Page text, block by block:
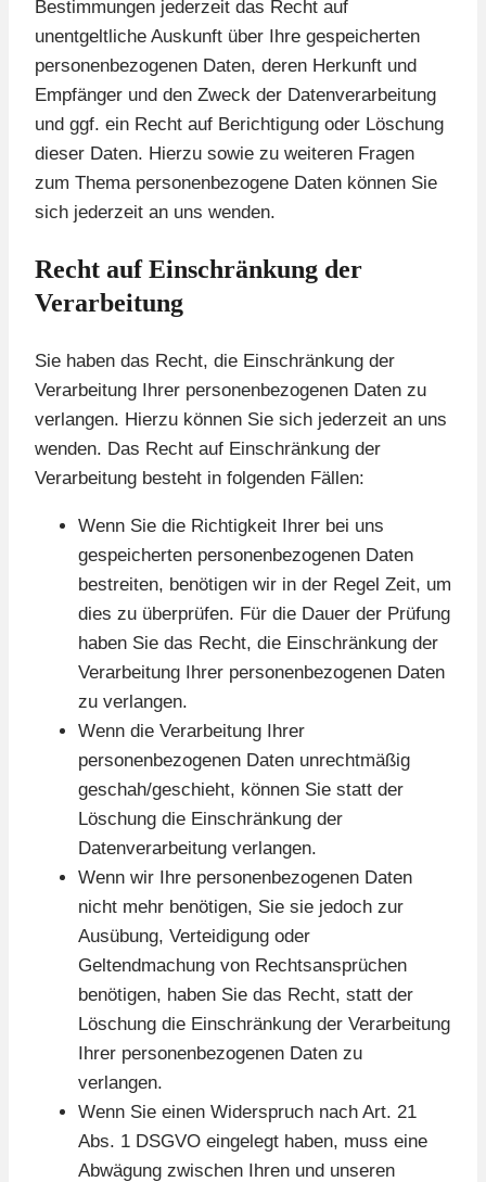
Bestimmungen jederzeit das Recht auf
unentgeltliche Auskunft über Ihre gespeicherten
personenbezogenen Daten, deren Herkunft und
Empfänger und den Zweck der Datenverarbeitung
und ggf. ein Recht auf Berichtigung oder Löschung
dieser Daten. Hierzu sowie zu weiteren Fragen
zum Thema personenbezogene Daten können Sie
sich jederzeit an uns wenden.
Recht auf Einschränkung der
Verarbeitung
Sie haben das Recht, die Einschränkung der
Verarbeitung Ihrer personenbezogenen Daten zu
verlangen. Hierzu können Sie sich jederzeit an uns
wenden. Das Recht auf Einschränkung der
Verarbeitung besteht in folgenden Fällen:
Wenn Sie die Richtigkeit Ihrer bei uns
gespeicherten personenbezogenen Daten
bestreiten, benötigen wir in der Regel Zeit, um
dies zu überprüfen. Für die Dauer der Prüfung
haben Sie das Recht, die Einschränkung der
Verarbeitung Ihrer personenbezogenen Daten
zu verlangen.
Wenn die Verarbeitung Ihrer
personenbezogenen Daten unrechtmäßig
geschah/geschieht, können Sie statt der
Löschung die Einschränkung der
Datenverarbeitung verlangen.
Wenn wir Ihre personenbezogenen Daten
nicht mehr benötigen, Sie sie jedoch zur
Ausübung, Verteidigung oder
Geltendmachung von Rechtsansprüchen
benötigen, haben Sie das Recht, statt der
Löschung die Einschränkung der Verarbeitung
Ihrer personenbezogenen Daten zu
verlangen.
Wenn Sie einen Widerspruch nach Art. 21
Abs. 1 DSGVO eingelegt haben, muss eine
Abwägung zwischen Ihren und unseren